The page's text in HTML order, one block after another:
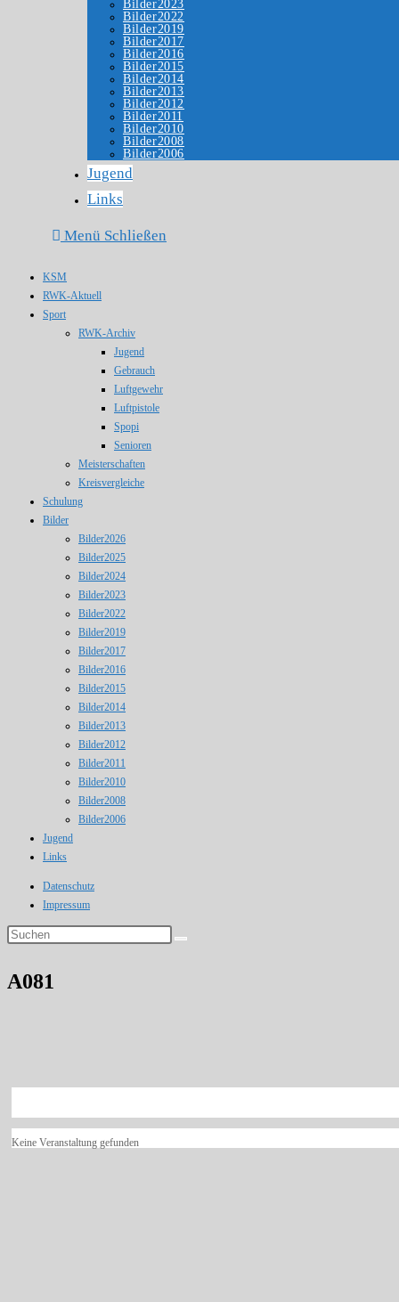
Bilder2023
Bilder2022
Bilder2019
Bilder2017
Bilder2016
Bilder2015
Bilder2014
Bilder2013
Bilder2012
Bilder2011
Bilder2010
Bilder2008
Bilder2006
Jugend
Links
Menü Schließen
KSM
RWK-Aktuell
Sport
RWK-Archiv
Jugend
Gebrauch
Luftgewehr
Luftpistole
Spopi
Senioren
Meisterschaften
Kreisvergleiche
Schulung
Bilder
Bilder2026
Bilder2025
Bilder2024
Bilder2023
Bilder2022
Bilder2019
Bilder2017
Bilder2016
Bilder2015
Bilder2014
Bilder2013
Bilder2012
Bilder2011
Bilder2010
Bilder2008
Bilder2006
Jugend
Links
Datenschutz
Impressum
Diese
Website
A081
Keine Veranstaltung gefunden